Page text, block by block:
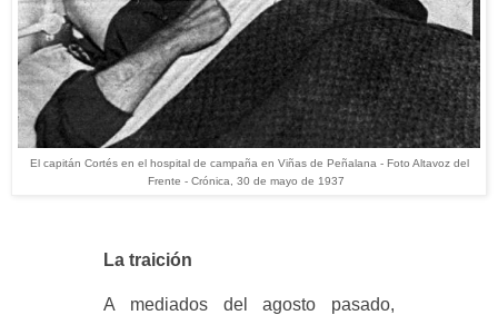
El capitán Cortés en el hospital de campaña en Viñas de Peñalana - Foto Altavoz del
Frente - Crónica, 30 de mayo de 1937
La traición
A mediados del agosto pasado,